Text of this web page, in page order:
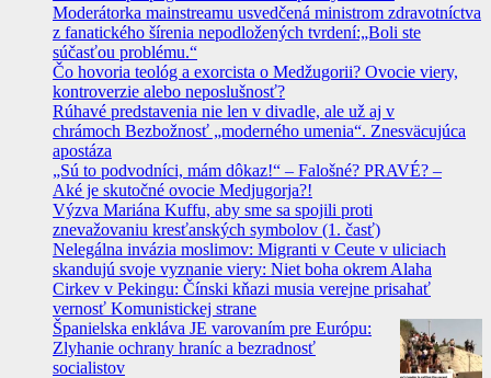
Moderátorka mainstreamu usvedčená ministrom zdravotníctva
z fanatického šírenia nepodložených tvrdení:„Boli ste
súčasťou problému.“
Čo hovoria teológ a exorcista o Medžugorii? Ovocie viery,
kontroverzie alebo neposlušnosť?
Rúhavé predstavenia nie len v divadle, ale už aj v
chrámoch Bezbožnosť „moderného umenia“. Znesväcujúca
apostáza
„Sú to podvodníci, mám dôkaz!“ – Falošné? PRAVÉ? –
Aké je skutočné ovocie Medjugorja?!
Výzva Mariána Kuffu, aby sme sa spojili proti
znevažovaniu kresťanských symbolov (1. časť)
Nelegálna invázia moslimov: Migranti v Ceute v uliciach
skandujú svoje vyznanie viery: Niet boha okrem Alaha
Cirkev v Pekingu: Čínski kňazi musia verejne prisahať
vernosť Komunistickej strane
Španielska enkláva JE varovaním pre Európu:
Zlyhanie ochrany hraníc a bezradnosť
socialistov